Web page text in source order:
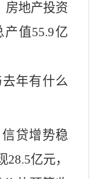
房地产投资
值55.9亿
年有什么
贷增势稳
亿元，